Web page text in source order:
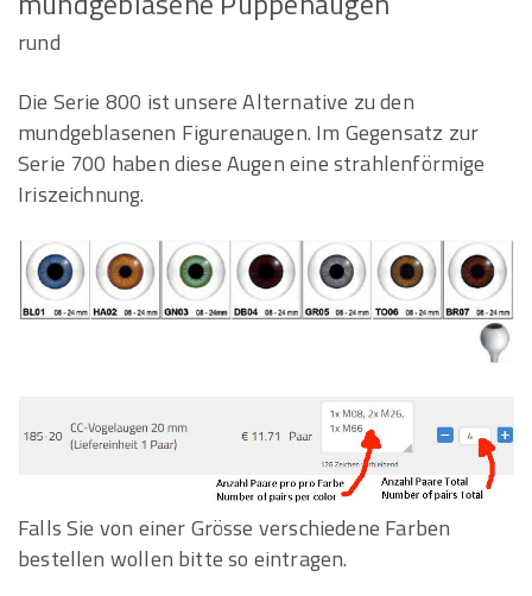
rund
Die Serie 800 ist unsere Alternative zu den
mundgeblasenen Figurenaugen. Im Gegensatz zur
Serie 700 haben diese Augen eine strahlenförmige
Iriszeichnung.
Falls Sie von einer Grösse verschiedene Farben
bestellen wollen bitte so eintragen.